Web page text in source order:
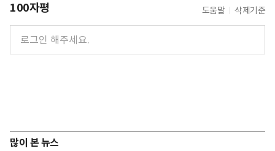
100자평 도움말 삭제기준
많이 본 뉴스